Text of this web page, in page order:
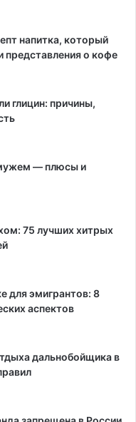
напитка, который
представления о кофе
глицин: причины,
— плюсы и
75 лучших хитрых
для эмигрантов: 8
аспектов
дальнобойщика в